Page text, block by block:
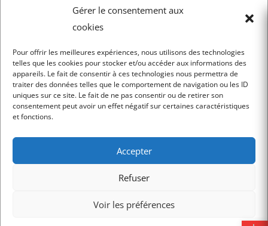
Gérer le consentement aux
cookies
Pour offrir les meilleures expériences, nous utilisons des technologies
telles que les cookies pour stocker et/ou accéder aux informations des
appareils. Le fait de consentir à ces technologies nous permettra de
traiter des données telles que le comportement de navigation ou les ID
uniques sur ce site. Le fait de ne pas consentir ou de retirer son
consentement peut avoir un effet négatif sur certaines caractéristiques
et fonctions.
Accepter
Refuser
Voir les préférences
NEWSLETTER
JE M'INSCRIS
Mentions légales
Conditions Générales d’utilisation
Conditions Générales de Vente